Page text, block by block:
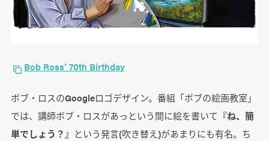
Bob Ross’ 70th Birthday
ボブ・ロスのGoogleロゴデザイン。番組「ボブの絵画教室」
では、講師ボブ・ロスがあっという間に絵を書いて 『ね、簡
単でしょう？』 という発言(吹き替え)があまりにも有名。ち